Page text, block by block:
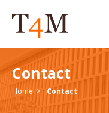
Contact
Home Contact